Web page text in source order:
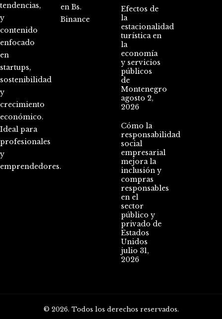
tendencias,
y
contenido
enfocado
en
startups,
sostenibilidad
y
crecimiento
económico.
Ideal para
profesionales
y
emprendedores.
en Bs.
Binance
Efectos de
la
estacionalidad
turística en
la
economía
y servicios
públicos
de
Montenegro
agosto 2,
2026
Cómo la
responsabilidad
social
empresarial
mejora la
inclusión y
compras
responsables
en el
sector
público y
privado de
Estados
Unidos
julio 31,
2026
© 2026. Todos los derechos reservados.